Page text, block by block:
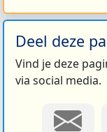
Deel deze
Vind je deze
via social media.